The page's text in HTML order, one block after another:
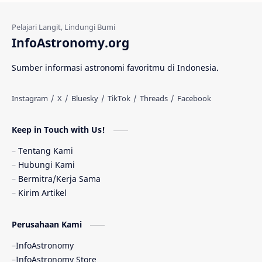
Gerhana Matahari
Quasar
Ulasan
Gelombang Gravitasi
Kerdil Putih LAPAN
InfoAstronomy.org
Sumber informasi astronomi favoritmu di Indonesia.
Keep in Touch with Us!
Tentang Kami
Hubungi Kami
Bermitra/Kerja Sama
Kirim Artikel
Perusahaan Kami
InfoAstronomy
InfoAstronomy Store